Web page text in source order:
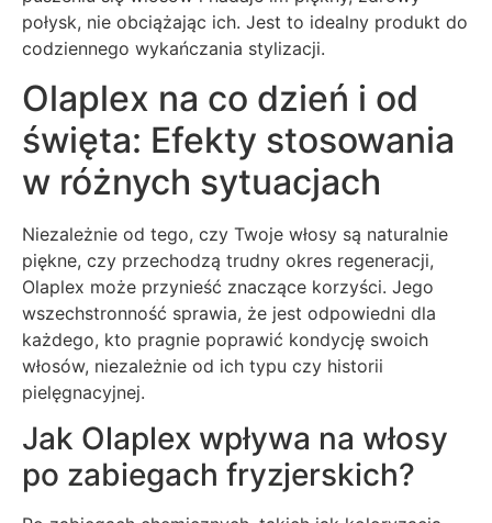
połysk, nie obciążając ich. Jest to idealny produkt do
codziennego wykańczania stylizacji.
Olaplex na co dzień i od
święta: Efekty stosowania
w różnych sytuacjach
Niezależnie od tego, czy Twoje włosy są naturalnie
piękne, czy przechodzą trudny okres regeneracji,
Olaplex może przynieść znaczące korzyści. Jego
wszechstronność sprawia, że jest odpowiedni dla
każdego, kto pragnie poprawić kondycję swoich
włosów, niezależnie od ich typu czy historii
pielęgnacyjnej.
Jak Olaplex wpływa na włosy
po zabiegach fryzjerskich?